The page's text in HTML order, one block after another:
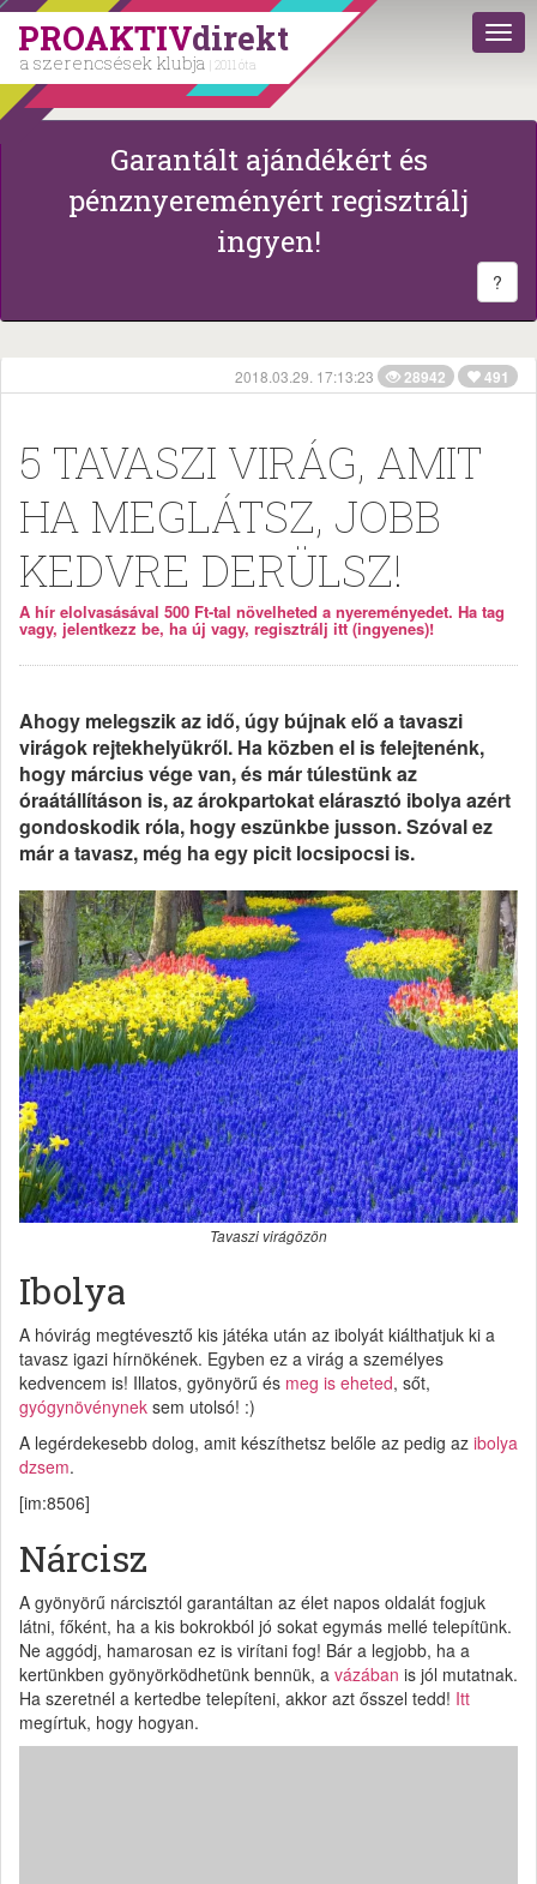
PROAKTIVdirekt
a szerencsések klubja | 2011 óta
Garantált ajándékért és
pénznyereményért regisztrálj
ingyen!
?
2018.03.29. 17:13:23 28942 491
5 TAVASZI VIRÁG, AMIT
HA MEGLÁTSZ, JOBB
KEDVRE DERÜLSZ!
A hír elolvasásával 500 Ft-tal növelheted a nyereményedet. Ha tag
vagy, jelentkezz be, ha új vagy, regisztrálj itt (ingyenes)!
Ahogy melegszik az idő, úgy bújnak elő a tavaszi
virágok rejtekhelyükről. Ha közben el is felejtenénk,
hogy március vége van, és már túlestünk az
óraátállításon is, az árokpartokat elárasztó ibolya azért
gondoskodik róla, hogy eszünkbe jusson. Szóval ez
már a tavasz, még ha egy picit locsipocsi is.
Tavaszi virágözön
Ibolya
A hóvirág megtévesztő kis játéka után az ibolyát kiálthatjuk ki a
tavasz igazi hírnökének. Egyben ez a virág a személyes
kedvencem is! Illatos, gyönyörű és meg is eheted, sőt,
gyógynövénynek sem utolsó! :)
A legérdekesebb dolog, amit készíthetsz belőle az pedig az ibolya
dzsem.
[im:8506]
Nárcisz
A gyönyörű nárcisztól garantáltan az élet napos oldalát fogjuk
látni, főként, ha a kis bokrokból jó sokat egymás mellé telepítünk.
Ne aggódj, hamarosan ez is virítani fog! Bár a legjobb, ha a
kertünkben gyönyörködhetünk bennük, a vázában is jól mutatnak.
Ha szeretnél a kertedbe telepíteni, akkor azt ősszel tedd! Itt
megírtuk, hogy hogyan.